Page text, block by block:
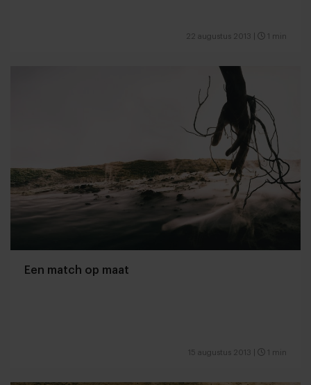
22 augustus 2013 1 min
Een match op maat
15 augustus 2013 1 min